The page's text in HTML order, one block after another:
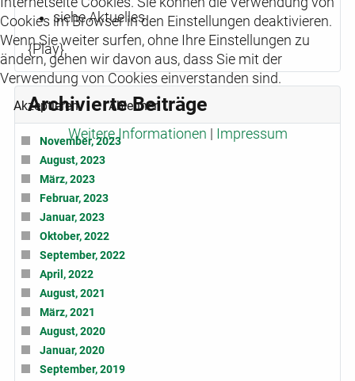
siehe Aktuelles
{Play}
Archivierte Beiträge
November, 2023
August, 2023
März, 2023
Februar, 2023
Januar, 2023
Oktober, 2022
September, 2022
April, 2022
August, 2021
März, 2021
August, 2020
Januar, 2020
September, 2019
Cookies im Browser in den Einstellungen deaktivieren.
Wenn Sie weiter surfen, ohne Ihre Einstellungen zu
ändern, gehen wir davon aus, dass Sie mit der
Verwendung von Cookies einverstanden sind.
Akzeptieren Ablehnen
Weitere Informationen | Impressum